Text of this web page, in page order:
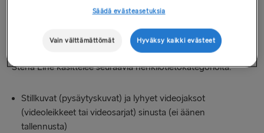
3. Mitä henkilötietojesi kategorioita
käsittelemme?
Stena Line käsittelee seuraavia henkilötietokategorioita:
Stillkuvat (pysäytyskuvat) ja lyhyet videojaksot
(videoleikkeet tai videosarjat) sinusta (ei äänen
tallennusta)
Säädä evästeasetuksia
Vain välttämättömät Hyväksy kaikki evästeet